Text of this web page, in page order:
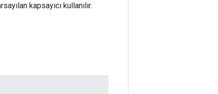
kapsayıcı kullanılır.